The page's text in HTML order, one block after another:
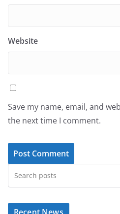
Website
Save my name, email, and
the next time I comment.